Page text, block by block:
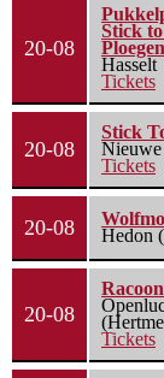
20-08
Stick
Hasselt
Tickets
20-08
Stick
Tickets
20-08
Hedon
20-08
Racoon
Tickets